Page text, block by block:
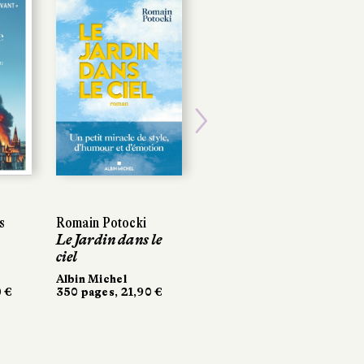
€
Romain Potocki
Le Jardin dans le
ciel
Albin Michel
350 pages, 21,90 €
€
Romain Potocki
Le Jardin dans le
ciel
Albin Michel
350 pages, 21,90 €